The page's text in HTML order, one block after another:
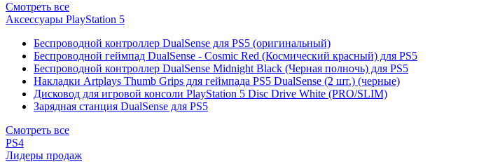
Смотреть все
Аксессуары PlayStation 5
Беспроводной контроллер DualSense для PS5 (оригинальный)
Беспроводной геймпад DualSense - Cosmic Red (Космический красный) для PS5
Беспроводной контроллер DualSense Midnight Black (Черная полночь) для PS5
Накладки Artplays Thumb Grips для геймпада PS5 DualSense (2 шт.) (черные)
Дисковод для игровой консоли PlayStation 5 Disc Drive White (PRO/SLIM)
Зарядная станция DualSense для PS5
Смотреть все
PS4
Лидеры продаж